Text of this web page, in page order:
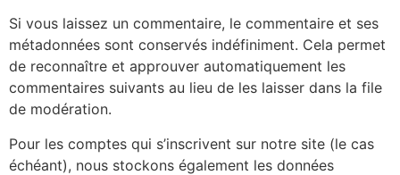
Si vous laissez un commentaire, le commentaire et ses
métadonnées sont conservés indéfiniment. Cela permet
de reconnaître et approuver automatiquement les
commentaires suivants au lieu de les laisser dans la file
de modération.
Pour les comptes qui s’inscrivent sur notre site (le cas
échéant), nous stockons également les données